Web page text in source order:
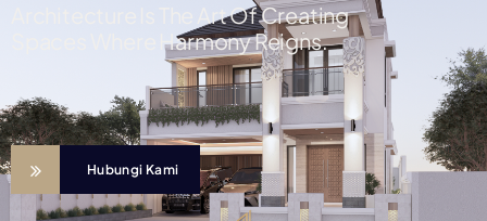
Architecture Is The Art Of Creating
Spaces Where Harmony Reigns.
Hubungi Kami